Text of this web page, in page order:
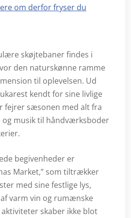
om derfor fryser du
skøjtebaner findes i
den naturskønne ramme
til oplevelsen. Ud
kendt for sine livlige
fejrer sæsonen med alt fra
musik til håndværksboder
begivenheder er
Market,” som tiltrækker
med sine festlige lys,
varm vin og rumænske
skaber ikke blot